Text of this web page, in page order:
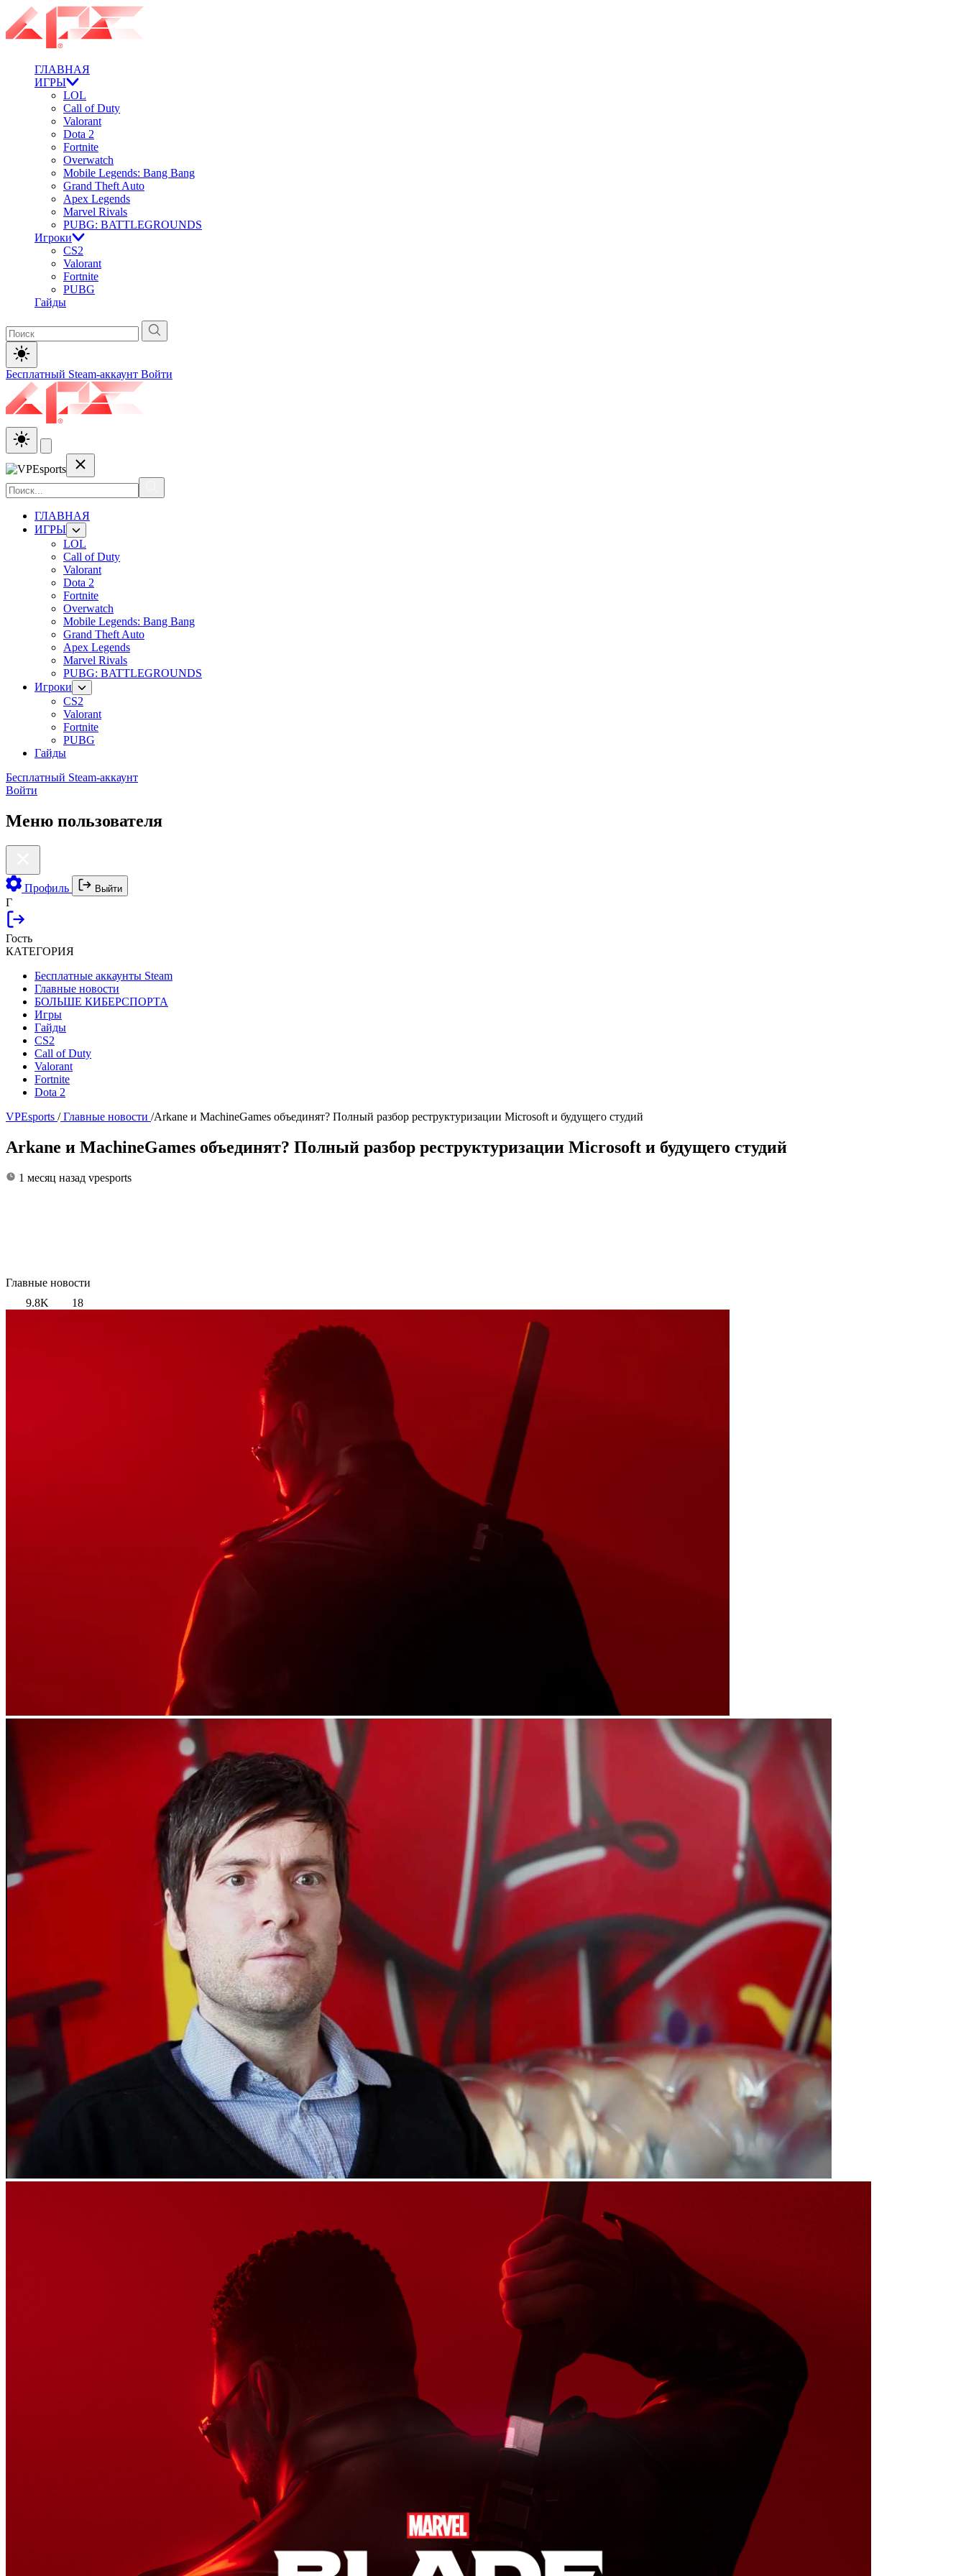
ГЛАВНАЯ
ИГРЫ
LOL
Call of Duty
Valorant
Dota 2
Fortnite
Overwatch
Mobile Legends: Bang Bang
Grand Theft Auto
Apex Legends
Marvel Rivals
PUBG: BATTLEGROUNDS
Игроки
CS2
Valorant
Fortnite
PUBG
Гайды
Бесплатный Steam-аккаунт Войти
ГЛАВНАЯ
ИГРЫ
LOL
Call of Duty
Valorant
Dota 2
Fortnite
Overwatch
Mobile Legends: Bang Bang
Grand Theft Auto
Apex Legends
Marvel Rivals
PUBG: BATTLEGROUNDS
Игроки
CS2
Valorant
Fortnite
PUBG
Гайды
Бесплатный Steam-аккаунт
Войти
Меню пользователя
Профиль Выйти
Г
Гость
КАТЕГОРИЯ
Бесплатные аккаунты Steam
Главные новости
БОЛЬШЕ КИБЕРСПОРТА
Игры
Гайды
CS2
Call of Duty
Valorant
Fortnite
Dota 2
VPEsports / Главные новости /Arkane и MachineGames объединят? Полный разбор реструктуризации Microsoft и будущего студий
Arkane и MachineGames объединят? Полный разбор реструктуризации Microsoft и будущего студий
1 месяц назад vpesports
Главные новости
9.8K
18